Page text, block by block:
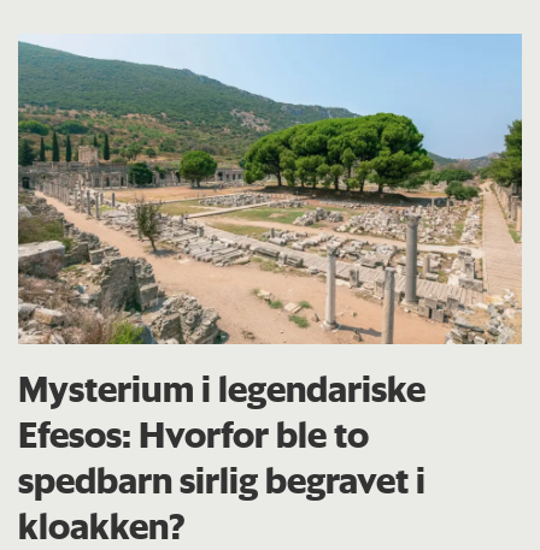
Mysterium i legendariske
Efesos: Hvorfor ble to
spedbarn sirlig begravet i
kloakken?